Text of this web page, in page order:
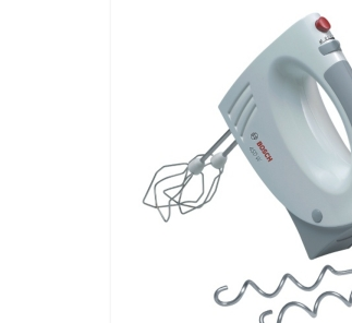
notebooky,
mobilní
telefony,
kávovary,
bazény